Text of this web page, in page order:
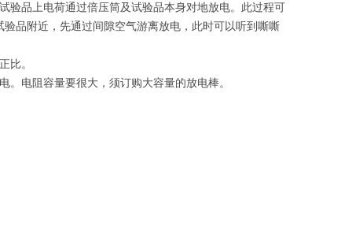
验品上电荷通过倍压筒及试验品本身对地放电。此过程可
品附近，先通过间隙空气游离放电，此时可以听到嘶嘶
比。
电阻容量要很大，须订购大容量的放电棒。